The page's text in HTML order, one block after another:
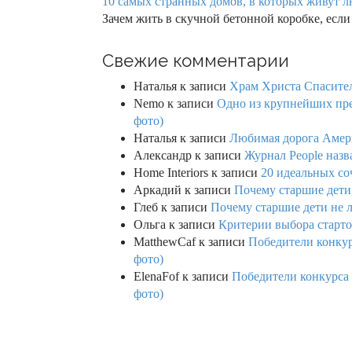
Зачем жить в скучной бетонной коробке,
Свежие комментарии
Наталья к записи Храм Христа
Nemo к записи Одно из крупнейших
фото)
Наталья к записи Любимая дорога
Александр к записи Журнал People
Home Interiors к записи 20 идеальных
Аркадий к записи Почему старшие
Глеб к записи Почему старшие дети не
Ольга к записи Критерии выбора
MatthewCafк записи Победители
фото)
ElenaFofк записи Победители
фото)